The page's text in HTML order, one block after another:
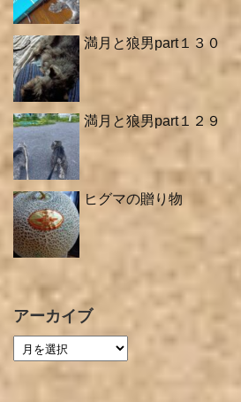
満月と狼男part１３０
満月と狼男part１２９
ヒグマの贈り物
アーカイブ